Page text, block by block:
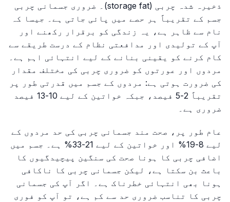
ذخیرہ شدہ چربی (storage fat)۔ ضروری جسمانی چربی
جسم کے تقریباً ہر حصے میں پائی جاتی ہے۔ جیسا کہ
نام سے ظاہر ہے، یہ زندگی کو برقرار رکھنے اور
آپ کے تولیدی اور مدافعتی نظام کے درست طریقے سے
کام کرنے کو یقینی بنانے کے لیے انتہائی اہم ہے۔
مردوں اور عورتوں کو ضروری چربی کی مختلف مقدار
کی ضرورت ہوتی ہے: مردوں کے جسم میں قدرتی طور پر
تقریباً 2-5 فیصد، جبکہ خواتین کے لیے 10-13 فیصد
ضروری ہے۔
عام طور پر، صحت مند جسمانی چربی کی حد مردوں کے
لیے 8-19% اور خواتین کے لیے 21-33% ہے۔ جسم میں
اضافی چربی کا ہونا صحت کی سنگین پیچیدگیوں کا
باعث بن سکتا ہے، لیکن جسمانی چربی کا ناکافی
ہونا بھی انتہائی خطرناک ہے۔ اگر آپ کی جسمانی
چربی کا تناسب ضروری حد سے کم ہے، تو آپ کو فوری